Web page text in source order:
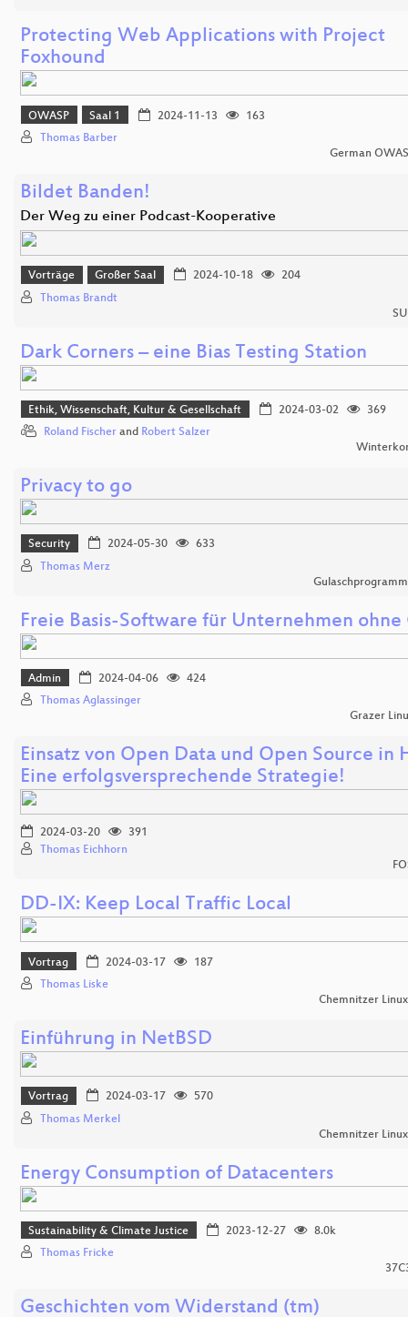
Protecting Web Applications with Project
Foxhound
OWASP Saal 1 2024-11-13
163
Thomas Barber
German
Bildet Banden!
Der Weg zu einer Podcast-Kooperative
Vorträge Großer Saal 2024-10-18
204
Thomas Brandt
Dark Corners – eine Bias Testing Station
Ethik, Wissenschaft, Kultur & Gesellschaft 2024-03-02
369
Roland Fischer and Robert Salzer
Privacy to go
Security 2024-05-30
633
Thomas Merz
Freie Basis-Software für Unternehmen ohne
Admin 2024-04-06
424
Thomas Aglassinger
Grazer
Einsatz von Open Data und Open Source in
Eine erfolgsversprechende Strategie!
2024-03-20
391
Thomas Eichhorn
DD-IX: Keep Local Traffic Local
Vortrag 2024-03-17
187
Thomas Liske
Chemnitzer
Einführung in NetBSD
Vortrag 2024-03-17
570
Thomas Merkel
Chemnitzer
Energy Consumption of Datacenters
Sustainability & Climate Justice 2023-12-27
8.0k
Thomas Fricke
Geschichten vom Widerstand (tm)